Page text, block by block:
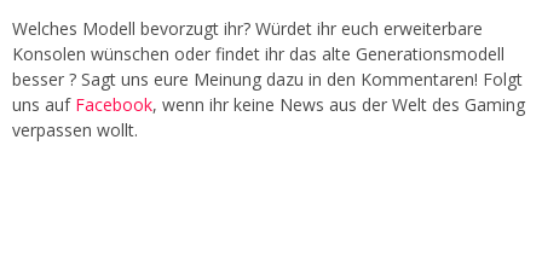
Welches Modell bevorzugt ihr? Würdet ihr euch erweiterbare
Konsolen wünschen oder findet ihr das alte Generationsmodell
besser ? Sagt uns eure Meinung dazu in den Kommentaren! Folgt
uns auf Facebook, wenn ihr keine News aus der Welt des Gaming
verpassen wollt.